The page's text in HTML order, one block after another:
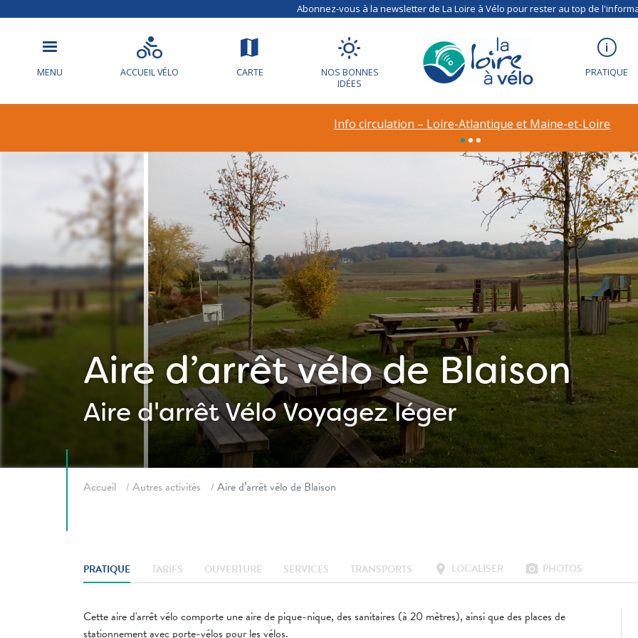
Abonnez-vous à la newsletter de La Loire à Vélo pour rester au top de
MENU ACCUEIL VÉLO CARTE
NOS BONNES
IDÉES
PRATIQUE
Info circulation – Loire-Atlantique et Maine-et-Loire
Aire d’arrêt vélo de Blaison
Aire d'arrêt VéloVoyagez léger
Accueil Autres activités Aire d’arrêt vélo de Blaison
PRATIQUE TARIFS OUVERTURE SERVICES TRANSPORTS location_on LOCALISER photo_camera PHOTOS
Cette aire d'arrêt vélo comporte une aire de pique-nique, des sanitaires (à 20 mètres), ainsi que des places de
stationnement avec porte-vélos pour les vélos.